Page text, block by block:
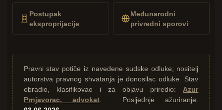
Postupak
eksproprijacije
Međunarodni
privredni sporovi
Pravni stav potiče iz navedene sudske odluke; nositelj
autorstva pravnog shvatanja je donosilac odluke. Stav
obradio, klasifikovao i za objavu priredio: Azur
Prnjavorac, advokat. Posljednje ažuriranje: